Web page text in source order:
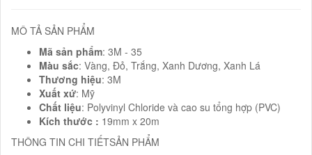
MÔ TẢ SẢN PHẨM
Mã sản phẩm: 3M - 35
Màu sắc: Vàng, Đỏ, Trắng, Xanh Dương, Xanh Lá
Thương hiệu: 3M
Xuất xứ: Mỹ
Chất liệu: Polyvinyl Chloride và cao su tổng hợp (PVC)
Kích thước : 19mm x 20m
THÔNG TIN CHI TIẾTSẢN PHẨM